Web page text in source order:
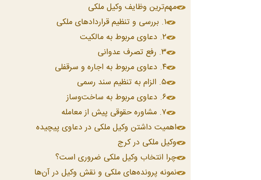
مهم‌ترین وظایف وکیل ملکی
۱. بررسی و تنظیم قراردادهای ملکی
۲. دعاوی مربوط به مالکیت
۳. رفع تصرف عدوانی
۴. دعاوی مربوط به اجاره و سرقفلی
۵. الزام به تنظیم سند رسمی
۶. دعاوی مربوط به ساخت‌وساز
۷. مشاوره حقوقی پیش از معامله
اهمیت داشتن وکیل ملکی در دعاوی پیچیده
وکیل ملکی در کرج
چرا انتخاب وکیل ملکی ضروری است؟
نمونه پرونده‌های ملکی و نقش وکیل در آن‌ها